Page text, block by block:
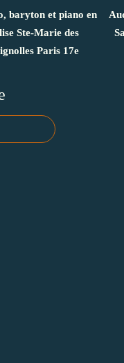
baryton et piano en
Ste-Marie des
Paris 17e